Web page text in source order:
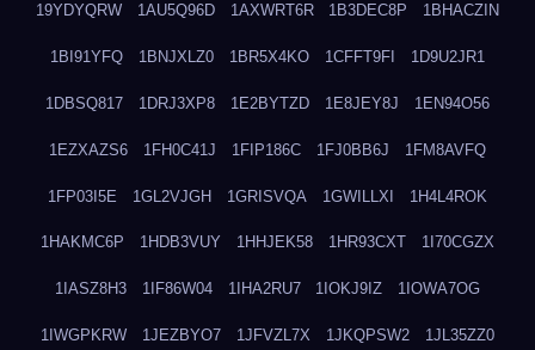
19YDYQRW 1AU5Q96D 1AXWRT6R 1B3DEC8P 1BHACZIN
1BI91YFQ 1BNJXLZ0 1BR5X4KO 1CFFT9FI 1D9U2JR1
1DBSQ817 1DRJ3XP8 1E2BYTZD 1E8JEY8J 1EN94O56
1EZXAZS6 1FH0C41J 1FIP186C 1FJ0BB6J 1FM8AVFQ
1FP03I5E 1GL2VJGH 1GRISVQA 1GWILLXI 1H4L4ROK
1HAKMC6P 1HDB3VUY 1HHJEK58 1HR93CXT 1I70CGZX
1IASZ8H3 1IF86W04 1IHA2RU7 1IOKJ9IZ 1IOWA7OG
1IWGPKRW 1JEZBYO7 1JFVZL7X 1JKQPSW2 1JL35ZZ0